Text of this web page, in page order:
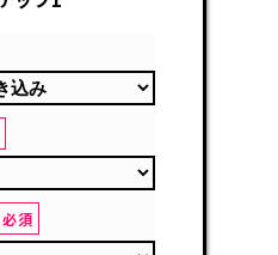
必須